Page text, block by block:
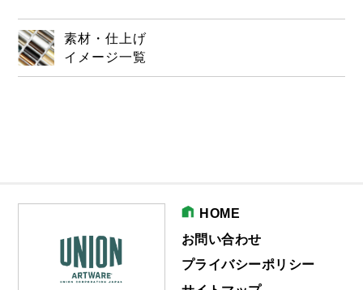
素材・仕上げ
イメージ一覧
HOME
お問い合わせ
プライバシーポリシー